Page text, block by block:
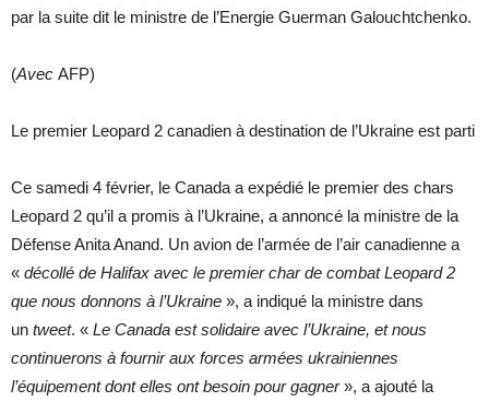
par la suite dit le ministre de l’Energie Guerman Galouchtchenko.
(Avec AFP)
Le premier Leopard 2 canadien à destination de l’Ukraine est parti
Ce samedi 4 février, le Canada a expédié le premier des chars
Leopard 2 qu’il a promis à l’Ukraine, a annoncé la ministre de la
Défense Anita Anand. Un avion de l’armée de l’air canadienne a
« décollé de Halifax avec le premier char de combat Leopard 2
que nous donnons à l’Ukraine », a indiqué la ministre dans
un tweet. « Le Canada est solidaire avec l’Ukraine, et nous
continuerons à fournir aux forces armées ukrainiennes
l’équipement dont elles ont besoin pour gagner», a ajouté la